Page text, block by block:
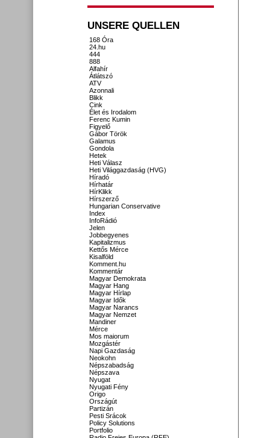
UNSERE QUELLEN
168 Óra
24.hu
444
888
Alfahír
Átlátszó
ATV
Azonnali
Blikk
Cink
Élet és Irodalom
Ferenc Kumin
Figyelő
Gábor Török
Galamus
Gondola
Hetek
Heti Válasz
Heti Világgazdaság (HVG)
Híradó
Hírhatár
HírKlikk
Hírszerző
Hungarian Conservative
Index
InfoRádió
Jelen
Jobbegyenes
Kapitalizmus
Kettős Mérce
Kisalföld
Komment.hu
Kommentár
Magyar Demokrata
Magyar Hang
Magyar Hírlap
Magyar Idők
Magyar Narancs
Magyar Nemzet
Mandiner
Mérce
Mos maiorum
Mozgástér
Napi Gazdaság
Neokohn
Népszabadság
Népszava
Nyugat
Nyugati Fény
Origo
Országút
Partizán
Pesti Srácok
Policy Solutions
Portfolio